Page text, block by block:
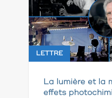
LETTRE
La lumière et la
effets